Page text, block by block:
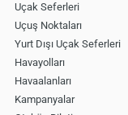
Uçak Seferleri
Uçuş Noktaları
Yurt Dışı Uçak Seferleri
Havayolları
Havaalanları
Kampanyalar